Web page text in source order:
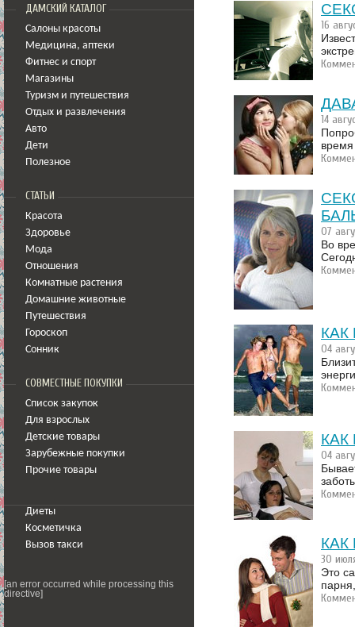
ДАМСКИЙ КАТАЛОГ
Салоны красоты
Медицина, аптеки
Фитнес и спорт
Магазины
Туризм и путешествия
Отдых и развлечения
Авто
Дети
Полезное
СТАТЬИ
Красота
Здоровье
Мода
Отношения
Комнатные растения
Домашние животные
Путешествия
Гороскоп
Сонник
СОВМЕСТНЫЕ ПОКУПКИ
Список закупок
Для взрослых
Детские товары
Зарубежные покупки
Прочие товары
Диеты
Косметичка
Вызов такси
[an error occurred while processing this
directive]
16
14
время
07
Во
04
04
30
Это